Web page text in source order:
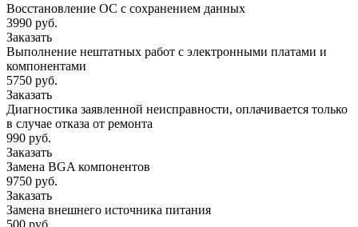
Восстановление ОС с сохранением данных
3990 руб.
Заказать
Выполнение нештатных работ с электронными платами и
компонентами
5750 руб.
Заказать
Диагностика заявленной неисправности, оплачивается только
в случае отказа от ремонта
990 руб.
Заказать
Замена BGA компонентов
9750 руб.
Заказать
Замена внешнего источника питания
500 руб.